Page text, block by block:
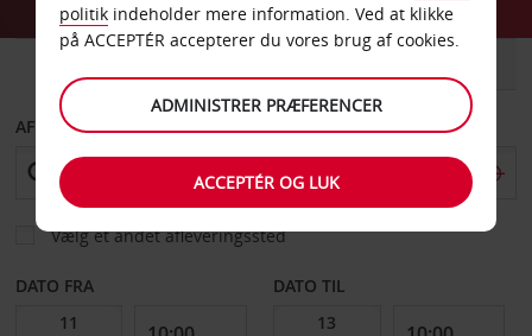
AFHENT FRA
Vælg et andet afleveringssted
DATO FRA DATO TIL
politik indeholder mere information. Ved at klikke
på ACCEPTÉR accepterer du vores brug af cookies.
ADMINISTRER PRÆFERENCER
ACCEPTÉR OG LUK